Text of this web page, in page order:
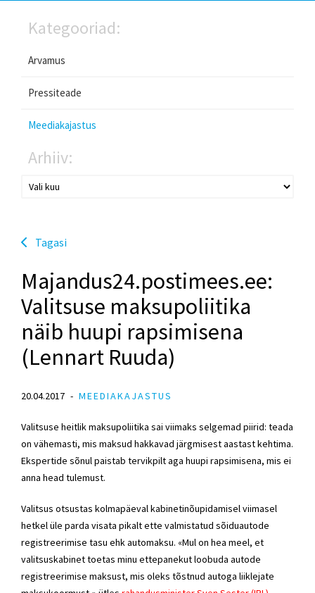
Kategooriad:
Arvamus
Pressiteade
Meediakajastus
Arhiiv:
Tagasi
Majandus24.postimees.ee:
Valitsuse maksupoliitika
näib huupi rapsimisena
(Lennart Ruuda)
20.04.2017 MEEDIAKAJASTUS
Valitsuse heitlik maksupoliitika sai viimaks selgemad piirid: teada
on vähemasti, mis maksud hakkavad järgmisest aastast kehtima.
Ekspertide sõnul paistab tervikpilt aga huupi rapsimisena, mis ei
anna head tulemust.
Valitsus otsustas kolmapäeval kabinetinõupidamisel viimasel
hetkel üle parda visata pikalt ette valmistatud sõiduautode
registreerimise tasu ehk automaksu. «Mul on hea meel, et
valitsuskabinet toetas minu ettepanekut loobuda autode
registreerimise maksust, mis oleks tõstnud autoga liiklejate